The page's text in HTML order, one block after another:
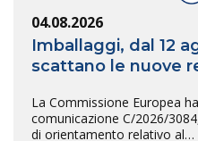
04.08.2026
Imballaggi, dal 12
scattano le nuove
La Commissione Europea
comunicazione C/2026/
di orientamento relativo al…